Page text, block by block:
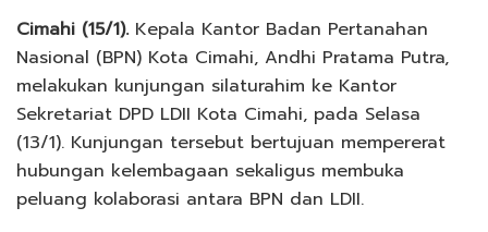
Cimahi (15/1).Kepala Kantor Badan Pertanahan
Nasional (BPN) Kota Cimahi, Andhi Pratama Putra,
melakukan kunjungan silaturahim ke Kantor
Sekretariat DPD LDII Kota Cimahi, pada Selasa
(13/1). Kunjungan tersebut bertujuan mempererat
hubungan kelembagaan sekaligus membuka
peluang kolaborasi antara BPN dan LDII.